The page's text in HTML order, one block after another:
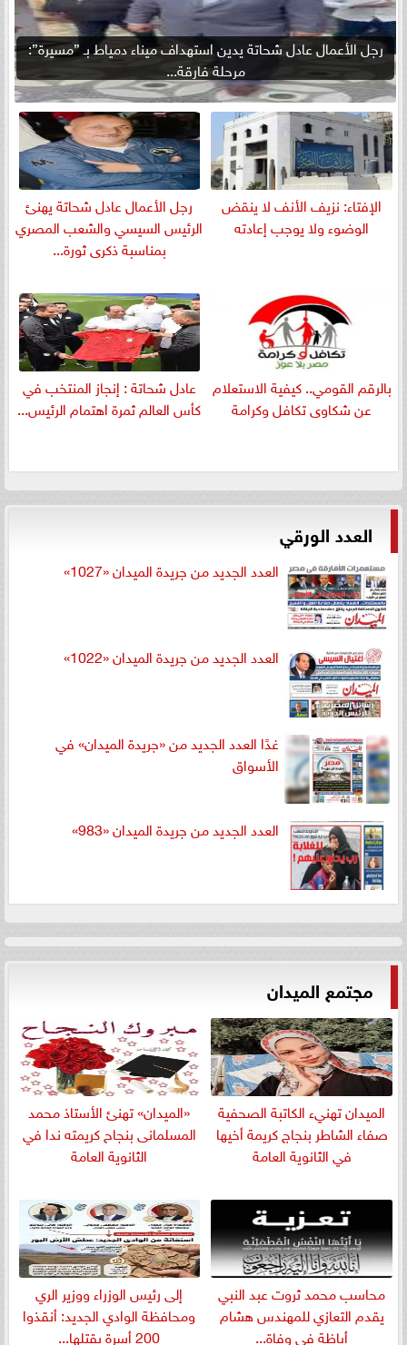
رجل الأعمال عادل شحاتة يدين استهداف ميناء دمياط بـ ”مسيرة”:
مرحلة فارقة...
الإفتاء: نزيف الأنف لا ينقض
الوضوء ولا يوجب إعادته
رجل الأعمال عادل شحاتة يهنئ
الرئيس السيسي والشعب المصري
بمناسبة ذكرى ثورة...
بالرقم القومي.. كيفية الاستعلام
عن شكاوى تكافل وكرامة
عادل شحاتة : إنجاز المنتخب في
كأس العالم ثمرة اهتمام الرئيس...
العدد الورقي
العدد الجديد من جريدة الميدان «1027»
العدد الجديد من جريدة الميدان «1022»
غدًا العدد الجديد من «جريدة الميدان» في
الأسواق
العدد الجديد من جريدة الميدان «983»
مجتمع الميدان
الميدان تهنيء الكاتبة الصحفية
صفاء الشاطر بنجاج كريمة أخيها
في الثانوية العامة
«الميدان» تهنئ الأستاذ محمد
المسلمانى بنجاح كريمته ندا في
الثانوية العامة
​محاسب محمد ثروت عبد النبي
يقدم التعازي للمهندس هشام
أباظة في وفاة...
إلى رئيس الوزراء ووزير الري
ومحافظة الوادي الجديد: أنقذوا
200 أسرة يقتلها...